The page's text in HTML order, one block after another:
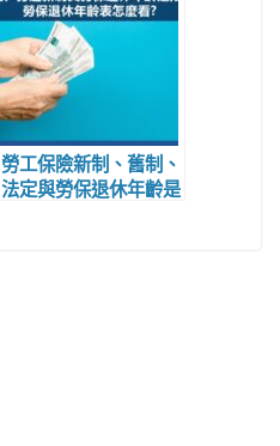
勞工保險新制、舊制、
法定與勞保退休年齡是